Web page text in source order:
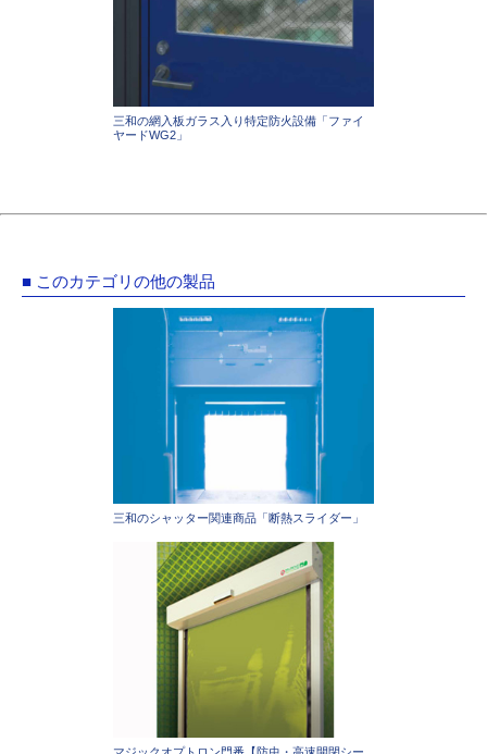
三和の網入板ガラス入り特定防火設備「ファイ
ヤードWG2」
■ このカテゴリの他の製品
三和のシャッター関連商品「断熱スライダー」